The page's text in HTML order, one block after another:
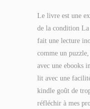
Le livre est une
de la condition La
fait une lecture
comme un
avec une ebooks
lit avec une
kindle goût de
réfléchir à mes